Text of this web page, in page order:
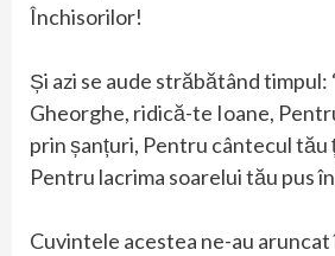
Închisorilor!
Și azi se aude străbătând timpul:
Gheorghe, ridică-te Ioane,
prin șanțuri, Pentru cântecul tău
Pentru lacrima soarelui tău pus
Cuvintele acestea ne-au aruncat